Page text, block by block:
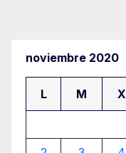
noviembre 2020
L M X